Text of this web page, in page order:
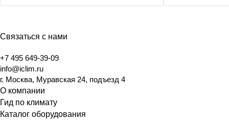
Связаться с нами
+7 495 649-39-09
info@iclim.ru
г. Москва, Муравская 24, подъезд 4
О компании
Гид по климату
Каталог оборудования